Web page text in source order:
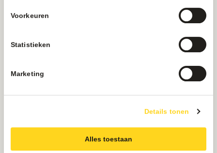
Voorkeuren
Statistieken
Marketing
Details tonen
Alles toestaan